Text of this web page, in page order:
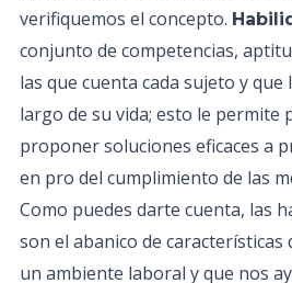
verifiquemos el concepto.
conjunto de competencias,
las que cuenta cada sujeto y
largo de su vida; esto le permite
proponer soluciones eficaces a
en pro del cumplimiento de las
Como puedes darte cuenta, las
son el abanico de características
un ambiente laboral y que nos